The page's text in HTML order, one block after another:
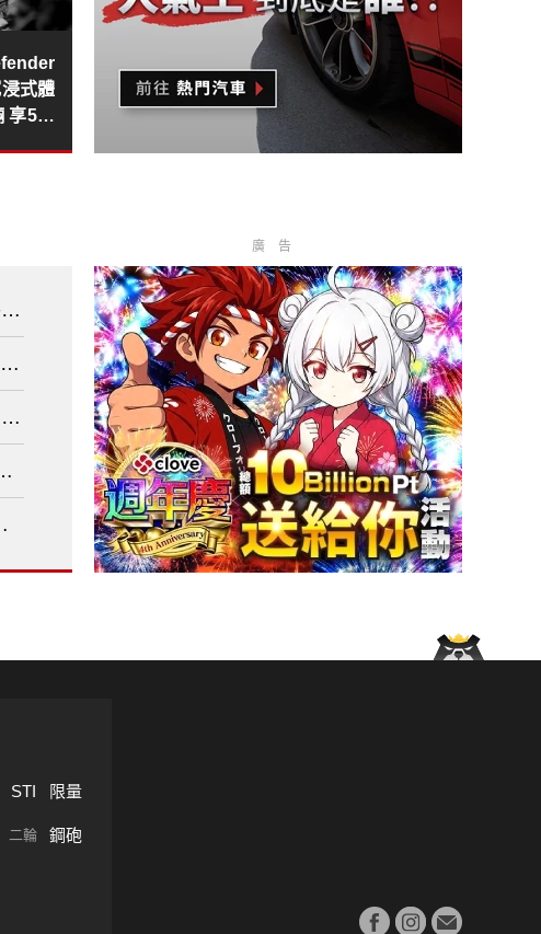
式體
享5年
耳門天后宮 推限量聯名御守 ?
V6引擎&配備更豐富 現款2.0T促銷送美國來回機票?
導｜給懂享受的人 陪你上山海的全天候敞篷跑車?
7角 柴油漲5角?
首款手排車可能即將誕生?
廣告
STI 限量
二輪 鋼砲